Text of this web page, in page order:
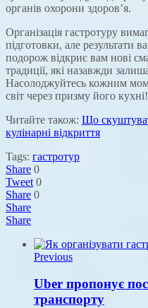
органів охорони здоров’я.
Організація гастротуру
підготовки, але результати
подорож відкриє вам нові
традиції, які назавжди
Насолоджуйтесь кожним
світ через призму його кухні!
Читайте також: Що
кулінарні відкриття
Tags: гастротур
Share 0
Tweet 0
Share 0
Share
Share
Previous
Uber пропонує
транспорту